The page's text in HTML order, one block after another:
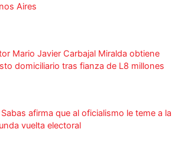
Aires
Mario Javier Carbajal Miralda obtiene
domiciliario tras fianza de L8 millones
Sabas afirma que al oficialismo le teme a la
vuelta electoral